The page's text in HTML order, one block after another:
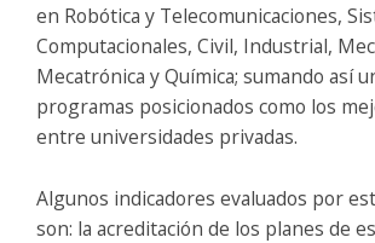
en Robótica y Telecomunicaciones,
Computacionales, Civil, Industrial,
Mecatrónica y Química; sumando así
programas posicionados como los
entre universidades privadas.
Algunos indicadores evaluados por
son: la acreditación de los planes de